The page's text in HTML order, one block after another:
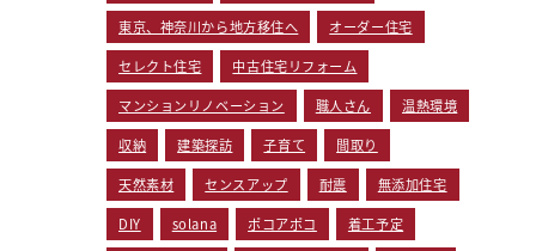
東京、神奈川から地方移住へ オーダー住宅
セレクト住宅 中古住宅リフォーム
マンションリノベーション 職人さん 温熱環境
収納 建築探訪 子育て 間取り
天然素材 センスアップ 耐震 無添加住宅
DIY solana ポコアポコ 着工予定